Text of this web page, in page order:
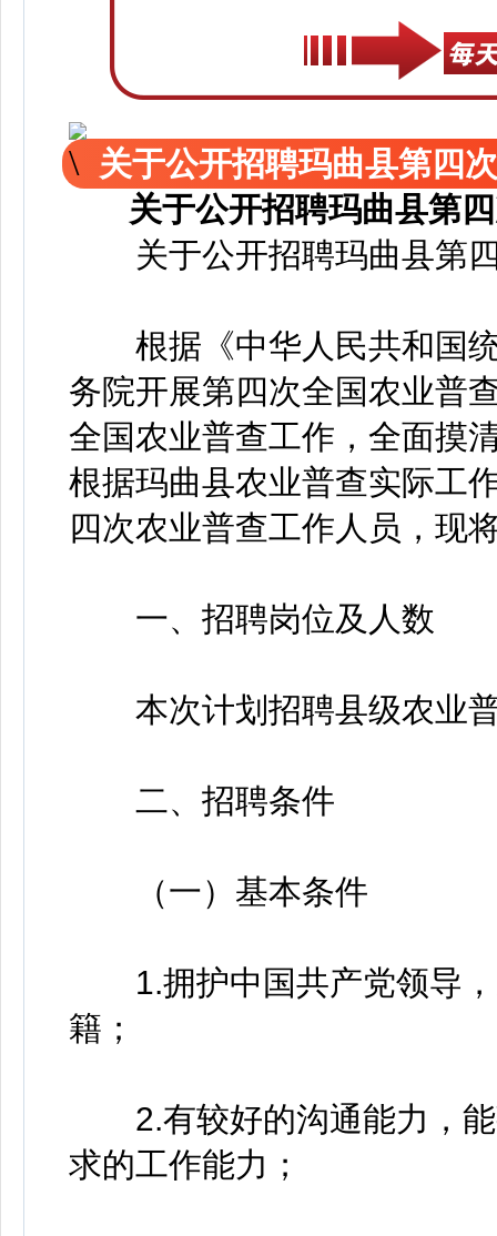
关于公开招聘玛曲县第四
关于公开招聘玛曲县第
关于公开招聘玛曲县第四
根据《中华人民共和国统
务院开展第四次全国农业普
全国农业普查工作，全面摸
根据玛曲县农业普查实际工
四次农业普查工作人员，现
一、招聘岗位及人数
本次计划招聘县级农业普
二、招聘条件
（一）基本条件
1.拥护中国共产党领导，
籍；
2.有较好的沟通能力，能
求的工作能力；